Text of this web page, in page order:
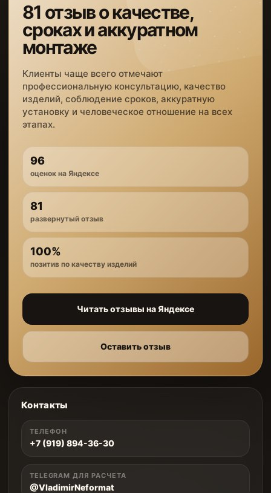
81 отзыв о качестве,
сроках и аккуратном
монтаже
Клиенты чаще всего отмечают
профессиональную консультацию, качество
изделий, соблюдение сроков, аккуратную
установку и человеческое отношение на всех
этапах.
96
оценок на Яндексе
81
развернутый отзыв
100%
позитив по качеству изделий
Читать отзывы на Яндексе
Оставить отзыв
Контакты
ТЕЛЕФОН
+7 (919) 894-36-30
TELEGRAM ДЛЯ РАСЧЕТА
@VladimirNeformat